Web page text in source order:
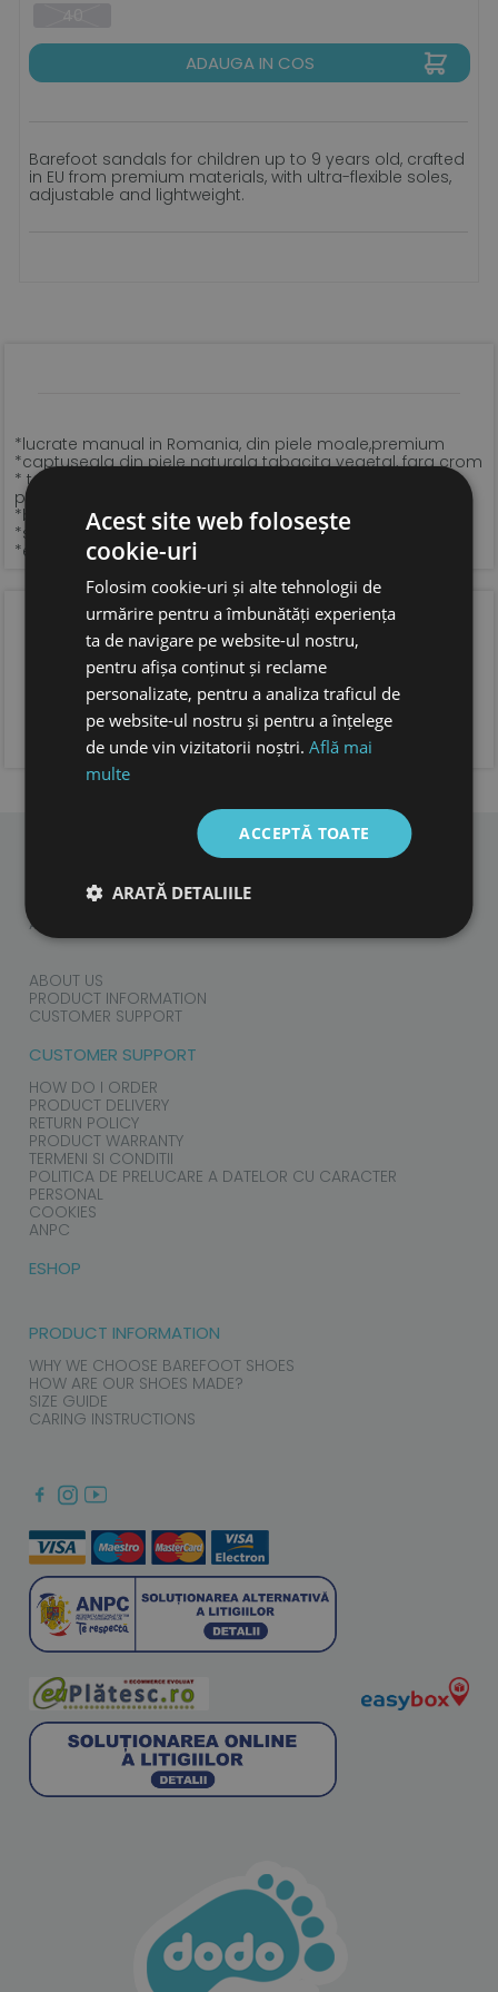
ADAUGA IN COS
Barefoot sandals for children up to 9 years old, crafted
in EU from premium materials, with ultra-flexible soles,
adjustable and lightweight.
*lucrate manual in Romania, din piele moale,premium
*captuseala din piele naturala tabacita vegetal, fara crom
* talpa ultra-flexibila Vibram Supernewflex de 6/8 mm,
perfect plata
*brant din piele naturala tabacita vegetal
*sistem de inchidere si latime ajustabile, cu velcro
*extrem de usoare
OPINIA CLIENTILOR
ADAUGA OPINIA TA
CHILDREN
ACCESORIES
ABOUT US
PRODUCT INFORMATION
CUSTOMER SUPPORT
CUSTOMER SUPPORT
HOW DO I ORDER
PRODUCT DELIVERY
RETURN POLICY
PRODUCT WARRANTY
TERMENI SI CONDITII
POLITICA DE PRELUCARE A DATELOR CU CARACTER
PERSONAL
COOKIES
ANPC
ESHOP
PRODUCT INFORMATION
WHY WE CHOOSE BAREFOOT SHOES
HOW ARE OUR SHOES MADE?
SIZE GUIDE
CARING INSTRUCTIONS
Acest site web folosește
cookie-uri
Folosim cookie-uri și alte tehnologii de
urmărire pentru a îmbunătăți experiența
ta de navigare pe website-ul nostru,
pentru afișa conținut și reclame
personalizate, pentru a analiza traficul de
pe website-ul nostru și pentru a înțelege
de unde vin vizitatorii noștri.Află mai
multe
ACCEPTĂ TOATE
ARATĂ DETALIILE